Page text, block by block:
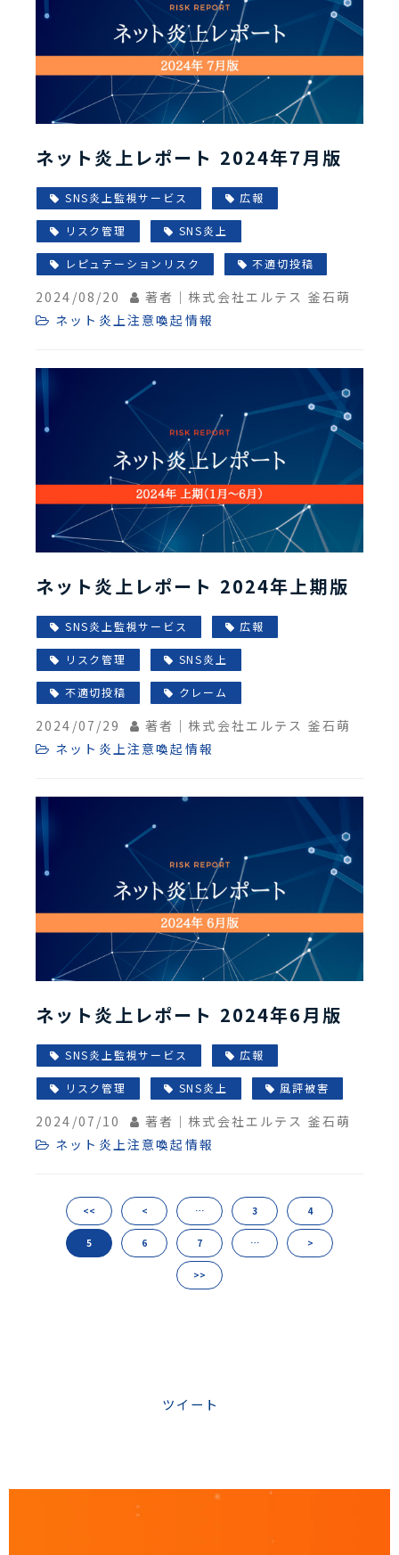
ネット炎上レポート 2024年7月版
SNS炎上監視サービス 広報
リスク管理 SNS炎上
レピュテーションリスク 不適切投稿
2024/08/20
著者｜株式会社エルテス 釜石萌
ネット炎上注意喚起情報
ネット炎上レポート 2024年上期版
SNS炎上監視サービス 広報
リスク管理 SNS炎上
不適切投稿 クレーム
2024/07/29
著者｜株式会社エルテス 釜石萌
ネット炎上注意喚起情報
ネット炎上レポート 2024年6月版
SNS炎上監視サービス 広報
リスク管理 SNS炎上 風評被害
2024/07/10
著者｜株式会社エルテス 釜石萌
ネット炎上注意喚起情報
<< < … 3 4
5 6 7 … >
>>
ツイート